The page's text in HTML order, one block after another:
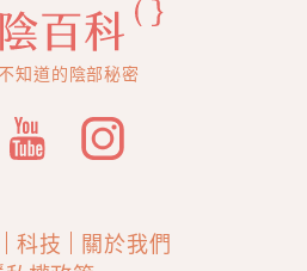
知道的陰部秘密
科技
關於我們